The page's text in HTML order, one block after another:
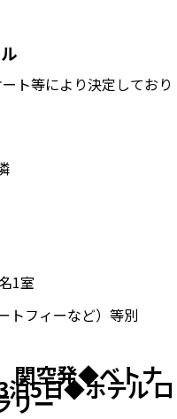
ト等により決定しており
名1室
トフィーなど）等別
関空発◆ベトナ
泊5日◆ホテル ロ
リー